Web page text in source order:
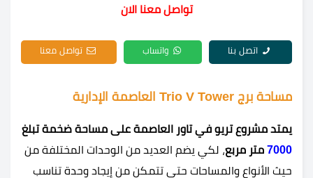
تواصل معنا الان
اتصل بنا واتساب تواصل معنا
مساحة برج Trio V Tower العاصمة الإدارية
يمتد مشروع تريو في تاور العاصمة على مساحة ضخمة تبلغ
7000 متر مربع، لكي يضم العديد من الوحدات المختلفة من
حيث الأنواع والمساحات حتى تتمكن من إيجاد وحدة تناسب